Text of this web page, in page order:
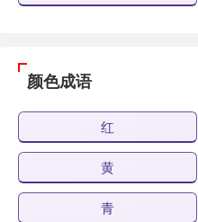
颜色成语
红
黄
青